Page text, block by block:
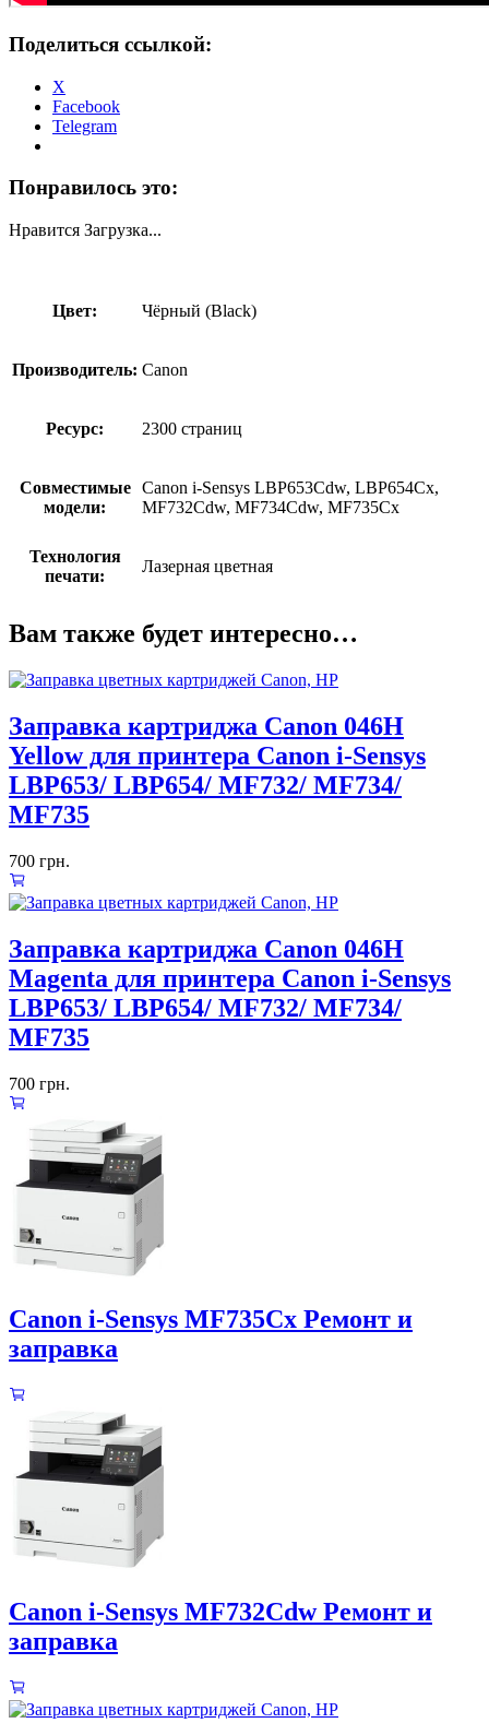
Поделиться ссылкой:
X
Facebook
Telegram
Понравилось это:
Нравится Загрузка...
Цвет: Чёрный (Black)
Производитель: Canon
Ресурс: 2300 страниц
Совместимые
модели:
Canon i-Sensys LBP653Cdw, LBP654Cx,
MF732Cdw, MF734Cdw, MF735Cx
Технология
печати:
Лазерная цветная
Вам также будет интересно…
Заправка картриджа Canon 046H
Yellow для принтера Canon i-Sensys
LBP653/ LBP654/ MF732/ MF734/
MF735
700 грн.
Заправка картриджа Canon 046H
Magenta для принтера Canon i-Sensys
LBP653/ LBP654/ MF732/ MF734/
MF735
700 грн.
Canon i-Sensys MF735Cx Ремонт и
заправка
Canon i-Sensys MF732Cdw Ремонт и
заправка